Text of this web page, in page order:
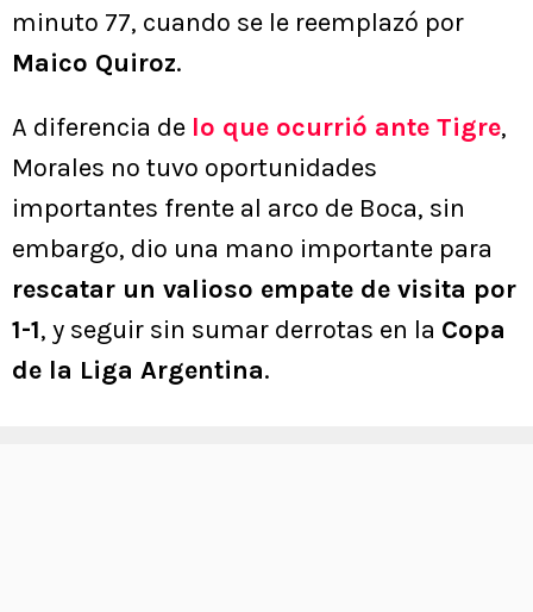
minuto 77, cuando se le reemplazó por
Maico Quiroz.
A diferencia de lo que ocurrió ante Tigre,
Morales no tuvo oportunidades
importantes frente al arco de Boca, sin
embargo, dio una mano importante para
rescatar un valioso empate de visita por
1-1, y seguir sin sumar derrotas en la Copa
de la Liga Argentina.